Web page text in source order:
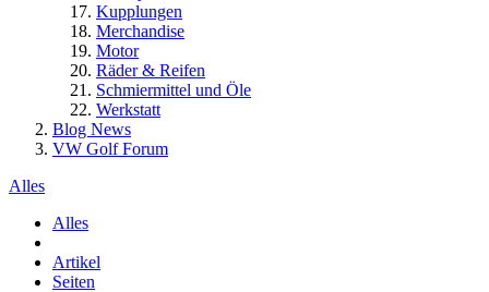
Kupplungen
Merchandise
Motor
Räder & Reifen
Schmiermittel und Öle
Werkstatt
Blog News
VW Golf Forum
Alles
Alles
Artikel
Seiten